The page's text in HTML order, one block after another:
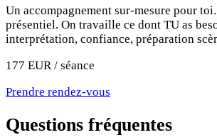
Un accompagnement sur-mesure pour
présentiel. On travaille ce dont TU as
interprétation, confiance, préparation
177 EUR / séance
Prendre rendez-vous
Questions fréquentes